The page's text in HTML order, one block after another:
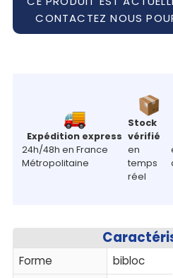
Contact
CONTACTEZ NOUS
Expédition express
24h/48h en France
Métropolitaine
Stock
vérifié
en
temps
réel
Forme
bibloc